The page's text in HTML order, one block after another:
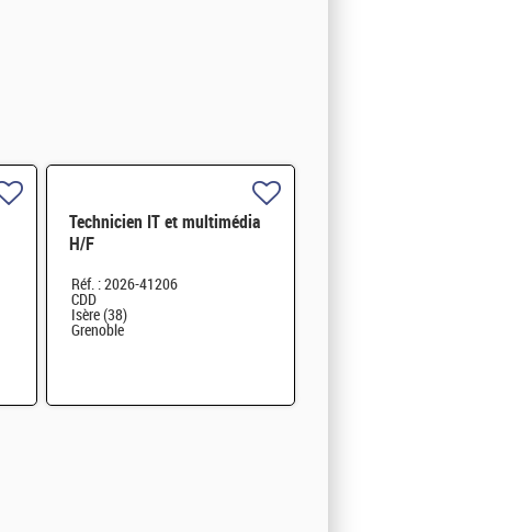
Technicien IT et multimédia
H/F
Réf. : 2026-41206
CDD
Isère (38)
Grenoble